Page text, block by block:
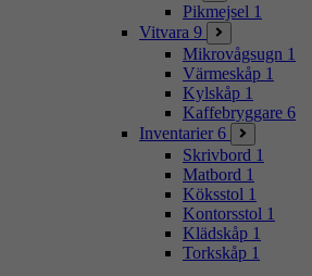
Pikmejsel 1
Vitvara 9
Mikrovågsugn 1
Värmeskåp 1
Kylskåp 1
Kaffebryggare 6
Inventarier 6
Skrivbord 1
Matbord 1
Köksstol 1
Kontorsstol 1
Klädskåp 1
Torkskåp 1